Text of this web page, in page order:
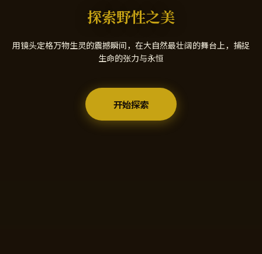
探索野性之美
用镜头定格万物生灵的震撼瞬间，在大自然最壮阔的舞台上，捕捉
生命的张力与永恒
开始探索